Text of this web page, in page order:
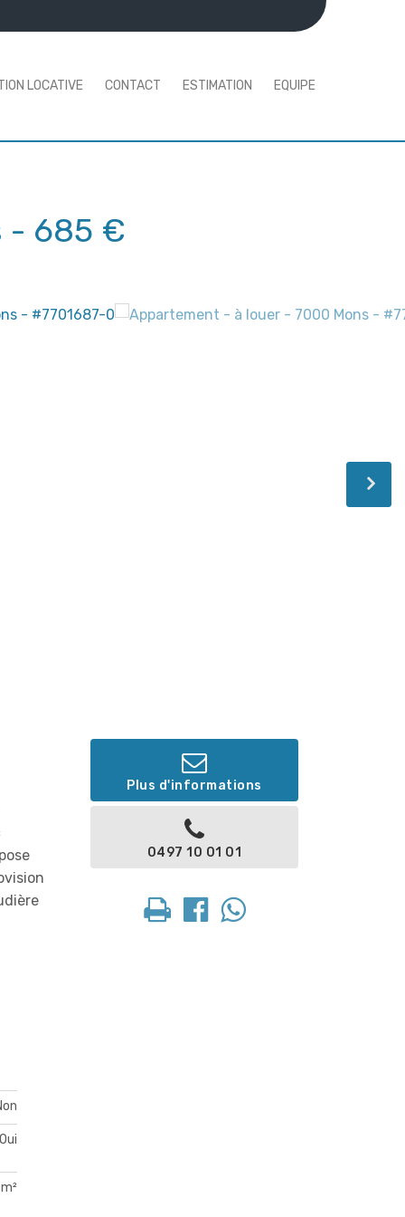
LOCATIVE CONTACT ESTIMATION EQUIPE
- 685 €
Oui
Plus d'informations
0497 10 01 01